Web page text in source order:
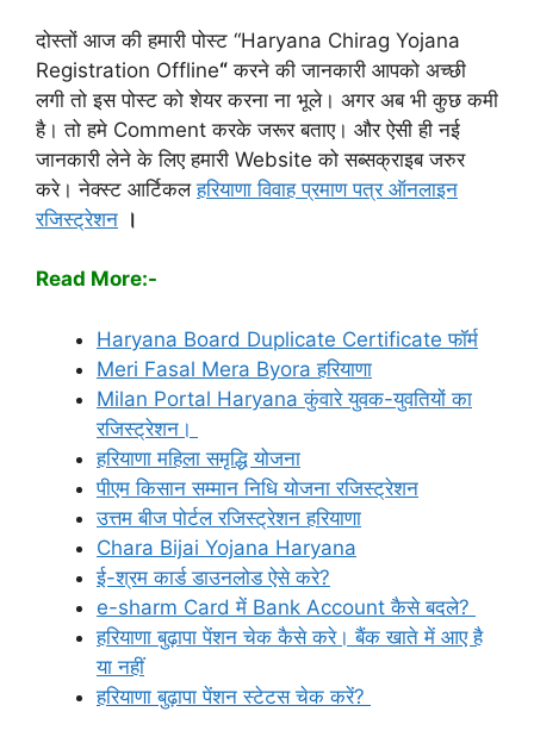
दोस्तों आज की हमारी पोस्ट “Haryana Chirag Yojana
Registration Offline“ करने की जानकारी आपको अच्छी
लगी तो इस पोस्ट को शेयर करना ना भूले। अगर अब भी कुछ कमी
है। तो हमे Comment करके जरूर बताए। और ऐसी ही नई
जानकारी लेने के लिए हमारी Website को सब्सक्राइब जरुर
करे। नेक्स्ट आर्टिकलहरियाणा विवाह प्रमाण पत्र ऑनलाइन
रजिस्ट्रेशन ।
Read More:-
Haryana Board Duplicate Certificate फॉर्म
Meri Fasal Mera Byora हरियाणा
Milan Portal Haryana कुंवारे युवक-युवतियों का
रजिस्ट्रेशन।
हरियाणा महिला समृद्धि योजना
पीएम किसान सम्मान निधि योजना रजिस्ट्रेशन
उत्तम बीज पोर्टल रजिस्ट्रेशन हरियाणा
Chara Bijai Yojana Haryana
ई-श्रम कार्ड डाउनलोड ऐसे करे?
e-sharm Card में Bank Account कैसे बदले?
हरियाणा बुढ़ापा पेंशन चेक कैसे करे। बैंक खाते में आए है
या नहीं
हरियाणा बुढ़ापा पेंशन स्टेटस चेक करें?